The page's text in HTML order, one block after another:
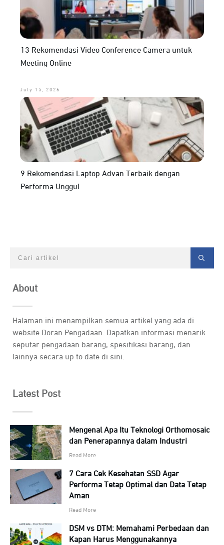
13 Rekomendasi Video Conference Camera untuk
Meeting Online
July 15, 2026
9 Rekomendasi Laptop Advan Terbaik dengan
Performa Unggul
About
Halaman ini menampilkan semua artikel yang ada di
website Doran Pengadaan. Dapatkan informasi menarik
seputar pengadaan barang, spesifikasi barang, dan
lainnya secara up to date di sini.
Latest Post
Mengenal Apa Itu Teknologi Orthomosaic
dan Penerapannya dalam Industri
Read More
7 Cara Cek Kesehatan SSD Agar
Performa Tetap Optimal dan Data Tetap
Aman
Read More
DSM vs DTM: Memahami Perbedaan dan
Kapan Harus Menggunakannya